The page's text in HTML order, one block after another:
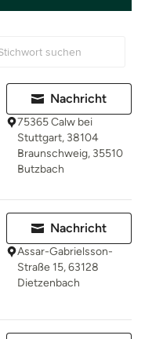
Nachricht
75365 Calw bei
Stuttgart, 38104
Braunschweig, 35510
Butzbach
Nachricht
Assar-Gabrielsson-
Straße 15, 63128
Dietzenbach